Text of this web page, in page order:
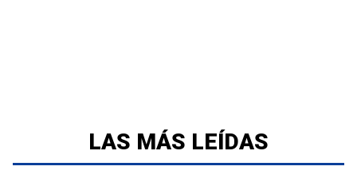
LAS MÁS LEÍDAS